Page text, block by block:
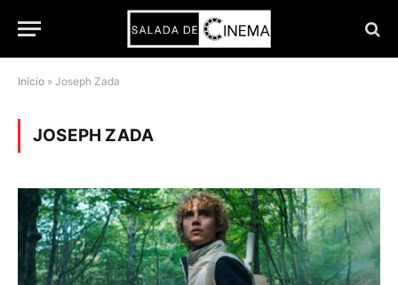
Início » Joseph Zada
JOSEPH ZADA